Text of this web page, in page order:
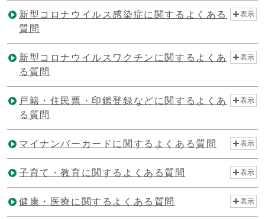
新型コロナウイルス感染症に関するよくある
質問
表示
新型コロナウイルスワクチンに関するよくあ
る質問
表示
戸籍・住民票・印鑑登録などに関するよくあ
る質問
表示
マイナンバーカードに関するよくある質問 表示
子育て・教育に関するよくある質問 表示
健康・医療に関するよくある質問 表示